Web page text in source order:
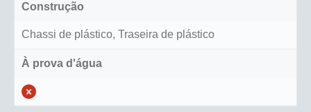
Construção
Chassi de plástico, Traseira de plástico
À prova d'água